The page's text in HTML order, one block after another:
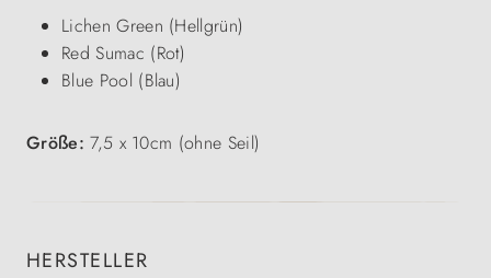
Lichen Green (Hellgrün)
Red Sumac (Rot)
Blue Pool (Blau)
Größe: 7,5 x 10cm (ohne Seil)
HERSTELLER